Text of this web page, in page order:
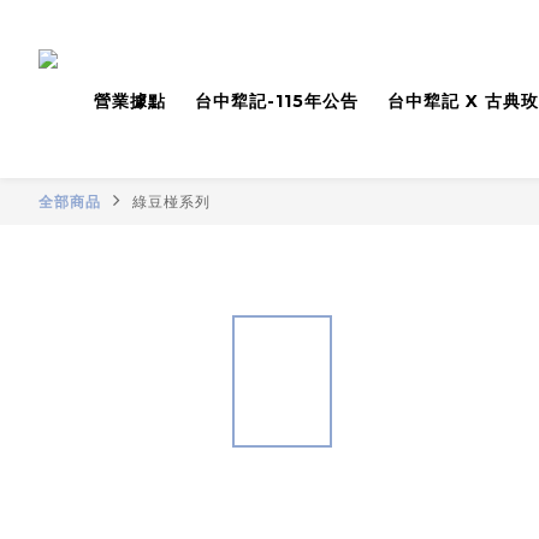
營業據點 台中犂記-115年公告 台中犂記 X 古典
全部商品 綠豆椪系列